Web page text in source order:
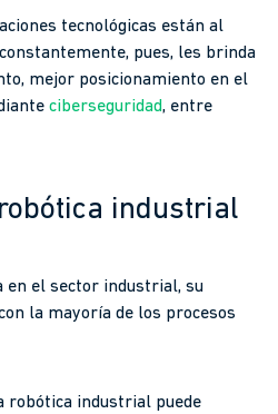
tecnológicas están al
pues, les brinda
mejor posicionamiento en el
ciberseguridad, entre
industrial
en el sector industrial, su
la mayoría de los procesos
robótica industrial puede